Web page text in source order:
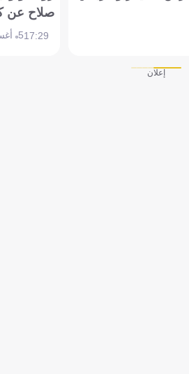
صلاح عن
17:295 أغسطس 2026
إعلان